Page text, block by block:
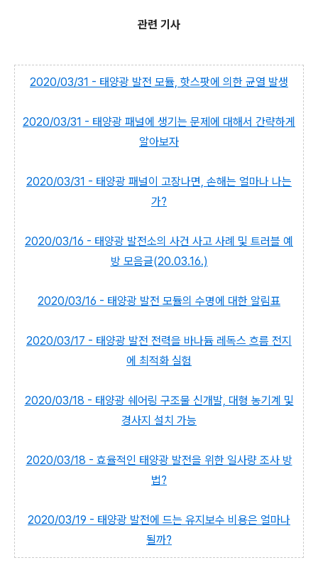
관련 기사
2020/03/31 - 태양광 발전 모듈, 핫스팟에 의한 균열 발생
2020/03/31 - 태양광 패널에 생기는 문제에 대해서 간략하게
알아보자
2020/03/31 - 태양광 패널이 고장나면, 손해는 얼마나 나는
가?
2020/03/16 - 태양광 발전소의 사건 사고 사례 및 트러블 예
방 모음글(20.03.16.)
2020/03/16 - 태양광 발전 모듈의 수명에 대한 알림표
2020/03/17 - 태양광 발전 전력을 바나듐 레독스 흐름 전지
에 최적화 실험
2020/03/18 - 태양광 쉐어링 구조물 신개발, 대형 농기계 및
경사지 설치 가능
2020/03/18 - 효율적인 태양광 발전을 위한 일사량 조사 방
법?
2020/03/19 - 태양광 발전에 드는 유지보수 비용은 얼마나
될까?